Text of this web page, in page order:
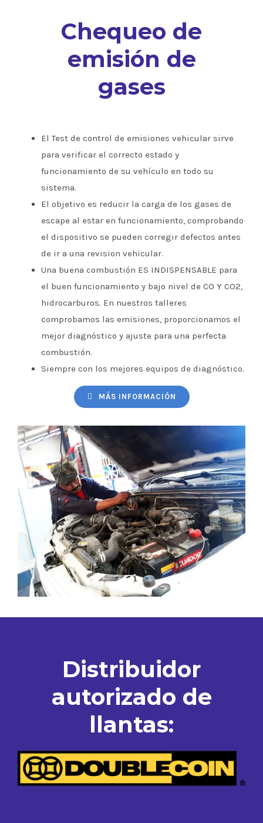
Chequeo de
emisión de
gases
El Test de control de emisiones vehicular sirve
para verificar el correcto estado y
funcionamiento de su vehículo en todo su
sistema.
El objetivo es reducir la carga de los gases de
escape al estar en funcionamiento, comprobando
el dispositivo se pueden corregir defectos antes
de ir a una revision vehicular.
Una buena combustión ES INDISPENSABLE para
el buen funcionamiento y bajo nivel de CO Y CO2,
hidrocarburos. En nuestros talleres
comprobamos las emisiones, proporcionamos el
mejor diagnóstico y ajuste para una perfecta
combustión.
Siempre con los mejores equipos de diagnóstico.
MÁS INFORMACIÓN
Distribuidor
autorizado de
llantas: